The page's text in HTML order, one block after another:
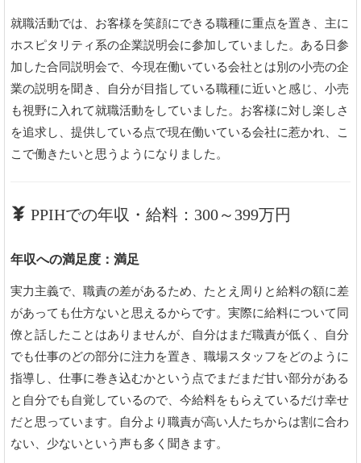
就職活動では、お客様を笑顔にできる職種に重点を置き、主に
ホスピタリティ系の企業説明会に参加していました。ある日参
加した合同説明会で、今現在働いている会社とは別の小売の企
業の説明を聞き、自分が目指している職種に近いと感じ、小売
も視野に入れて就職活動をしていました。お客様に対し楽しさ
を追求し、提供している点で現在働いている会社に惹かれ、こ
こで働きたいと思うようになりました。
PPIHでの年収・給料：300～399万円
年収への満足度：満足
実力主義で、職責の差があるため、たとえ周りと給料の額に差
があっても仕方ないと思えるからです。実際に給料について同
僚と話したことはありませんが、自分はまだ職責が低く、自分
でも仕事のどの部分に注力を置き、職場スタッフをどのように
指導し、仕事に巻き込むかという点でまだまだ甘い部分がある
と自分でも自覚しているので、今給料をもらえているだけ幸せ
だと思っています。自分より職責が高い人たちからは割に合わ
ない、少ないという声も多く聞きます。